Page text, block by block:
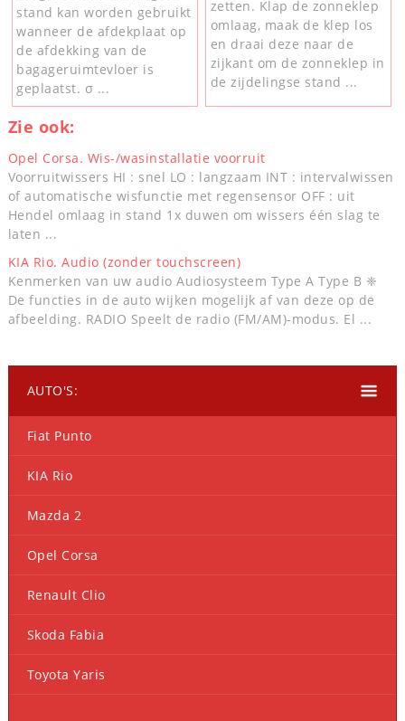
stand kan worden gebruikt
wanneer de afdekplaat op
de afdekking van de
bagageruimtevloer is
geplaatst. σ ...
zetten. Klap de zonneklep
omlaag, maak de klep los
en draai deze naar de
zijkant om de zonneklep in
de zijdelingse stand ...
Zie ook:
Opel Corsa. Wis-/wasinstallatie voorruit
Voorruitwissers HI : snel LO : langzaam INT : intervalwissen
of automatische wisfunctie met regensensor OFF : uit
Hendel omlaag in stand 1x duwen om wissers één slag te
laten ...
KIA Rio. Audio (zonder touchscreen)
Kenmerken van uw audio Audiosysteem Type A Type B ❈
De functies in de auto wijken mogelijk af van deze op de
afbeelding. RADIO Speelt de radio (FM/AM)-modus. El ...
AUTO'S:
Fiat Punto
KIA Rio
Mazda 2
Opel Corsa
Renault Clio
Skoda Fabia
Toyota Yaris